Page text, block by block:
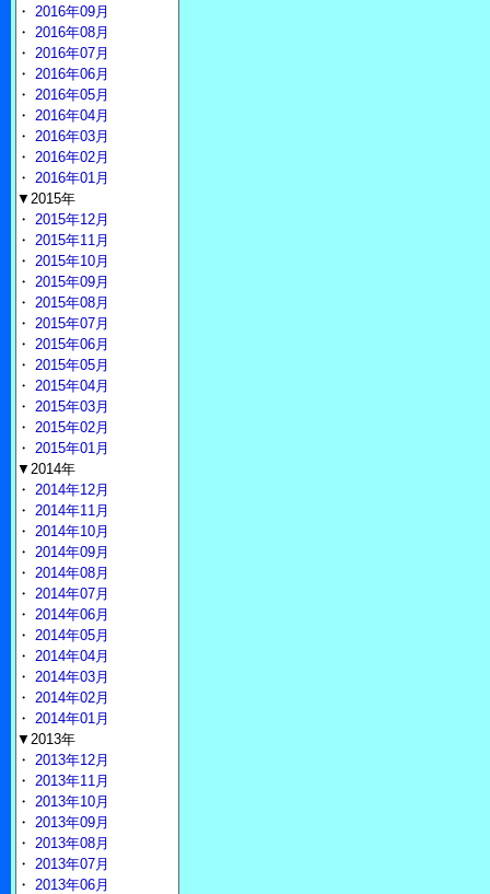
・ 2016年09月
・ 2016年08月
・ 2016年07月
・ 2016年06月
・ 2016年05月
・ 2016年04月
・ 2016年03月
・ 2016年02月
・ 2016年01月
▼2015年
・ 2015年12月
・ 2015年11月
・ 2015年10月
・ 2015年09月
・ 2015年08月
・ 2015年07月
・ 2015年06月
・ 2015年05月
・ 2015年04月
・ 2015年03月
・ 2015年02月
・ 2015年01月
▼2014年
・ 2014年12月
・ 2014年11月
・ 2014年10月
・ 2014年09月
・ 2014年08月
・ 2014年07月
・ 2014年06月
・ 2014年05月
・ 2014年04月
・ 2014年03月
・ 2014年02月
・ 2014年01月
▼2013年
・ 2013年12月
・ 2013年11月
・ 2013年10月
・ 2013年09月
・ 2013年08月
・ 2013年07月
・ 2013年06月